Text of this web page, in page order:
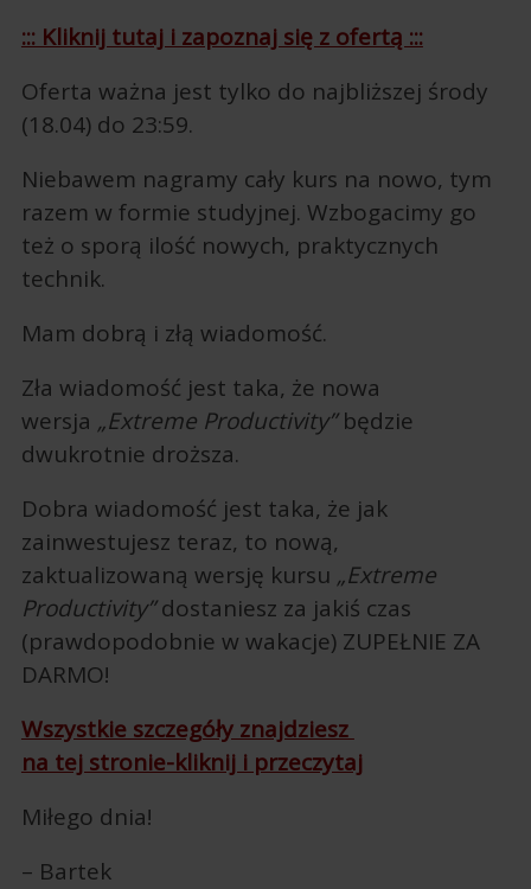
::: Kliknij tutaj i zapoznaj się z ofertą :::
Oferta ważna jest tylko do najbliższej środy
(18.04) do 23:59.
Niebawem nagramy cały kurs na nowo, tym
razem w formie studyjnej. Wzbogacimy go
też o sporą ilość nowych, praktycznych
technik.
Mam dobrą i złą wiadomość.
Zła wiadomość jest taka, że nowa
wersja „Extreme Productivity”będzie
dwukrotnie droższa.
Dobra wiadomość jest taka, że jak
zainwestujesz teraz, to nową,
zaktualizowaną wersję kursu „Extreme
Productivity”dostaniesz za jakiś czas
(prawdopodobnie w wakacje) ZUPEŁNIE ZA
DARMO!
Wszystkie szczegóły znajdziesz
na tej stronie-kliknij i przeczytaj
Miłego dnia!
– Bartek